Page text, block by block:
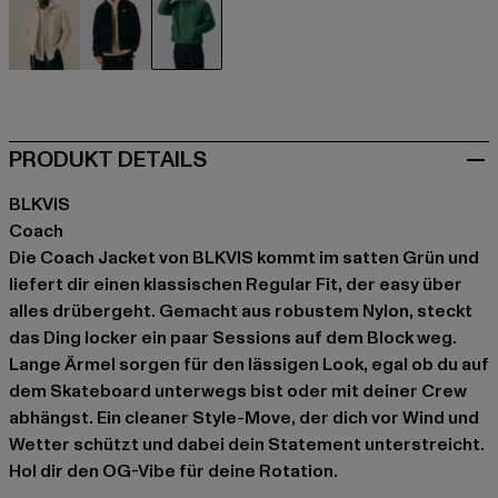
PRODUKT DETAILS
BLKVIS
Coach
Die Coach Jacket von BLKVIS kommt im satten Grün und
liefert dir einen klassischen Regular Fit, der easy über
alles drübergeht. Gemacht aus robustem Nylon, steckt
das Ding locker ein paar Sessions auf dem Block weg.
Lange Ärmel sorgen für den lässigen Look, egal ob du auf
dem Skateboard unterwegs bist oder mit deiner Crew
abhängst. Ein cleaner Style-Move, der dich vor Wind und
Wetter schützt und dabei dein Statement unterstreicht.
Hol dir den OG-Vibe für deine Rotation.